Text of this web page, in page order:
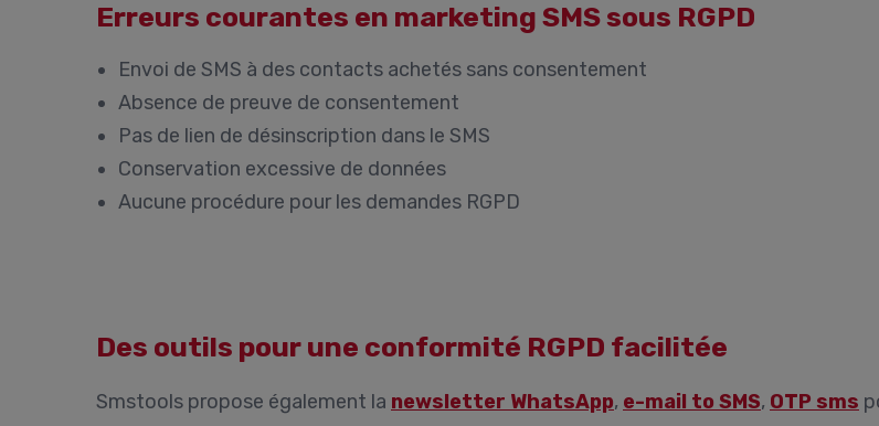
Erreurs courantes en marketing SMS sous RGPD
Envoi de SMS à des contacts achetés sans consentement
Absence de preuve de consentement
Pas de lien de désinscription dans le SMS
Conservation excessive de données
Aucune procédure pour les demandes RGPD
Des outils pour une conformité RGPD facilitée
Smstools propose également la newsletter WhatsApp, e-mail to SMS, OTP sms